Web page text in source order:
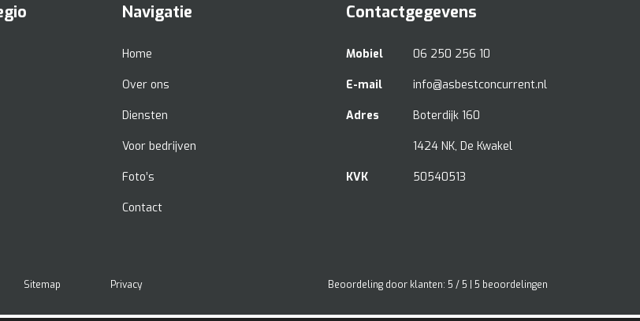
Navigatie
Home
Over ons
Diensten
Voor bedrijven
Foto’s
Contact
Contactgegevens
Mobiel 06 250 256 10
E-mail info@asbestconcurrent.nl
Adres Boterdijk 160
1424 NK, De Kwakel
KVK 50540513
Sitemap Privacy Beoordeling door klanten: 5 /5 | 5 beoordelingen